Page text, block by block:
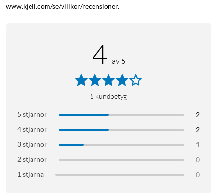
www.kjell.com/se/villkor/recensioner.
4 av 5
5 kundbetyg
5 stjärnor
2
4 stjärnor
2
3 stjärnor
1
2 stjärnor
0
1 stjärna
0